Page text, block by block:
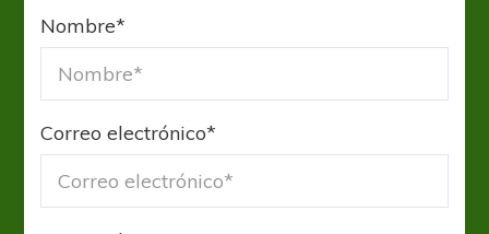
Nombre*
Correo electrónico*